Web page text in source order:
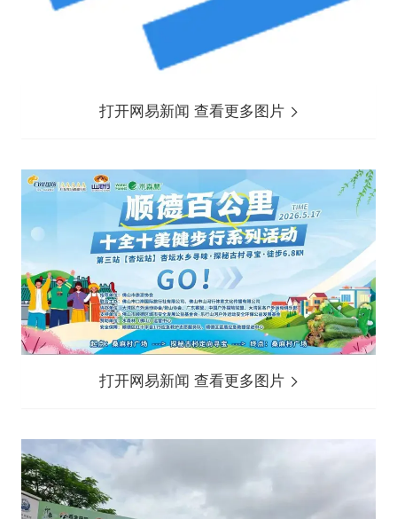
打开网易新闻 查看更多图片
打开网易新闻 查看更多图片